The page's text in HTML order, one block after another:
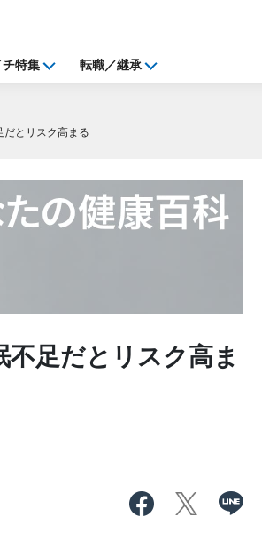
チ特集 転職／継承
とリスク高まる
足だとリスク高ま